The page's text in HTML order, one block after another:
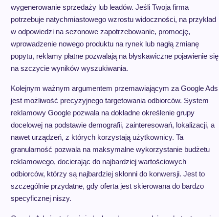
wygenerowanie sprzedaży lub leadów. Jeśli Twoja firma
potrzebuje natychmiastowego wzrostu widoczności, na przykład
w odpowiedzi na sezonowe zapotrzebowanie, promocję,
wprowadzenie nowego produktu na rynek lub nagłą zmianę
popytu, reklamy płatne pozwalają na błyskawiczne pojawienie się
na szczycie wyników wyszukiwania.
Kolejnym ważnym argumentem przemawiającym za Google Ads
jest możliwość precyzyjnego targetowania odbiorców. System
reklamowy Google pozwala na dokładne określenie grupy
docelowej na podstawie demografii, zainteresowań, lokalizacji, a
nawet urządzeń, z których korzystają użytkownicy. Ta
granularność pozwala na maksymalne wykorzystanie budżetu
reklamowego, docierając do najbardziej wartościowych
odbiorców, którzy są najbardziej skłonni do konwersji. Jest to
szczególnie przydatne, gdy oferta jest skierowana do bardzo
specyficznej niszy.